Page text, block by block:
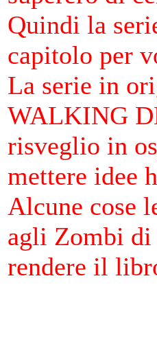
Quindi la
capitolo per
La serie in
WALKING
risveglio in
mettere idee
Alcune cose
agli Zombi di
rendere il